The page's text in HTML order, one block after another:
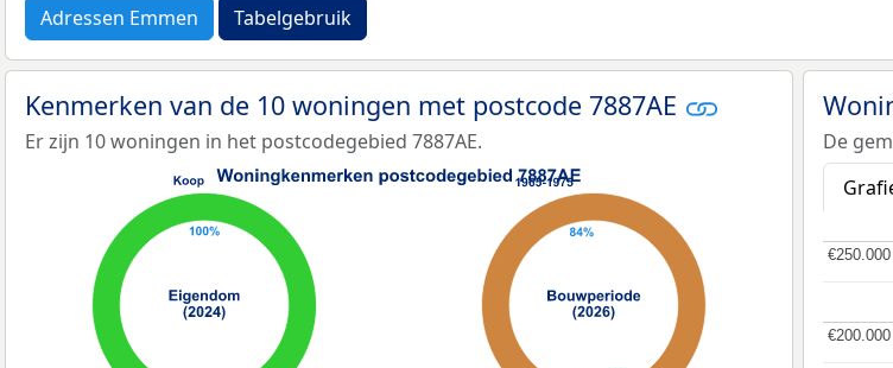
Adressen Emmen Tabelgebruik
Kenmerken van de 10 woningen met postcode 7887AE
Er zijn 10 woningen in het postcodegebied 7887AE. De
€200.000
€200.000
€250.000
€250.000